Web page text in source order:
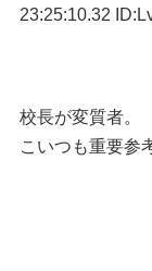
23:25:10.32
校長が変質者。
こいつも重要参